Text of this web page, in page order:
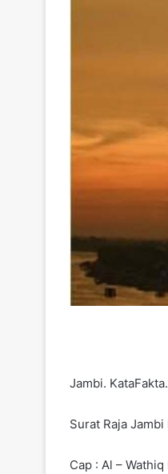
Jambi.
Surat Raja
Cap : Al –